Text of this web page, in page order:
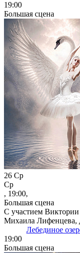
19:00
Большая сцена
26 Ср
Ср
, 19:00,
Большая сцена
С участием
Михаила
Лебединое
19:00
Большая сцена